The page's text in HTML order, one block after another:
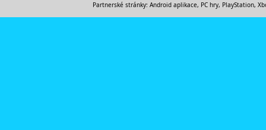
Partnerské stránky: Android aplikace, PC hry, PlayStation,